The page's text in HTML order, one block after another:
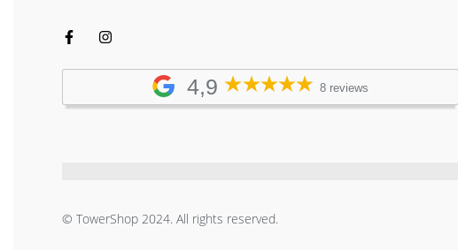
4,9 8 reviews
© TowerShop 2024. All rights reserved.